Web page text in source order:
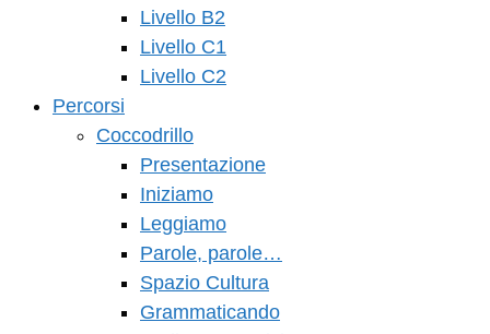
Livello B2
Livello C1
Livello C2
Percorsi
Coccodrillo
Presentazione
Iniziamo
Leggiamo
Parole, parole…
Spazio Cultura
Grammaticando